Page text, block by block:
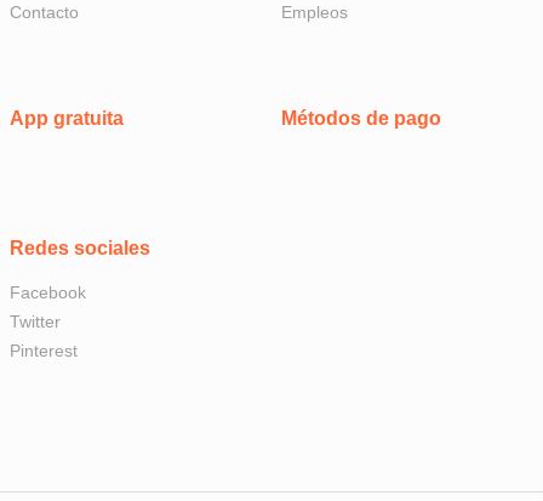
Contacto
Empleos
App gratuita
Redes sociales
Facebook
Twitter
Pinterest
Métodos de pago